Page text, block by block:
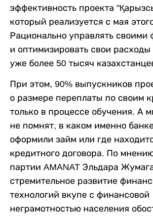
эффективность проекта
который реализуется с мая
Рационально управлять своими
и оптимизировать свои расходы
уже более 50 тысяч
При этом, 90% выпускников
о размере переплаты по своим
только в процессе обучения. А
не помнят, в каком именно
оформили займ или где
кредитного договора. По
партии AMANAT Эльдара
стремительное развитие
технологий вкупе с финансовой
неграмотностью населения